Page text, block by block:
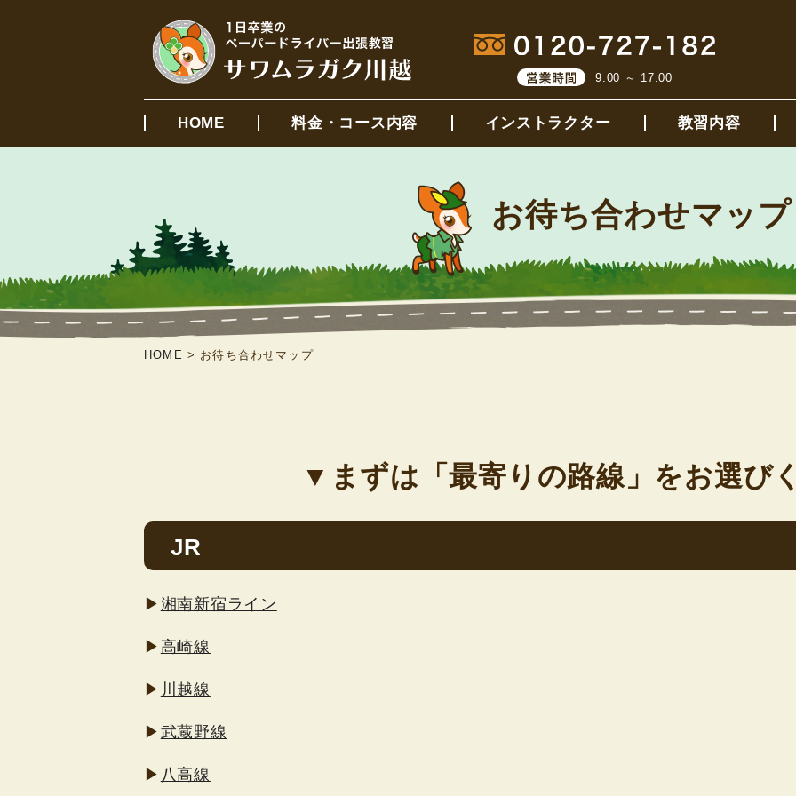
9:00 ～ 17:00
HOME 料金・コース内容 インストラクター 教習内容
お待ち合わせマップ
HOME > お待ち合わせマップ
▼まずは「最寄りの路線」をお選び
JR
▶ 湘南新宿ライン
▶ 高崎線
▶ 川越線
▶ 武蔵野線
▶ 八高線